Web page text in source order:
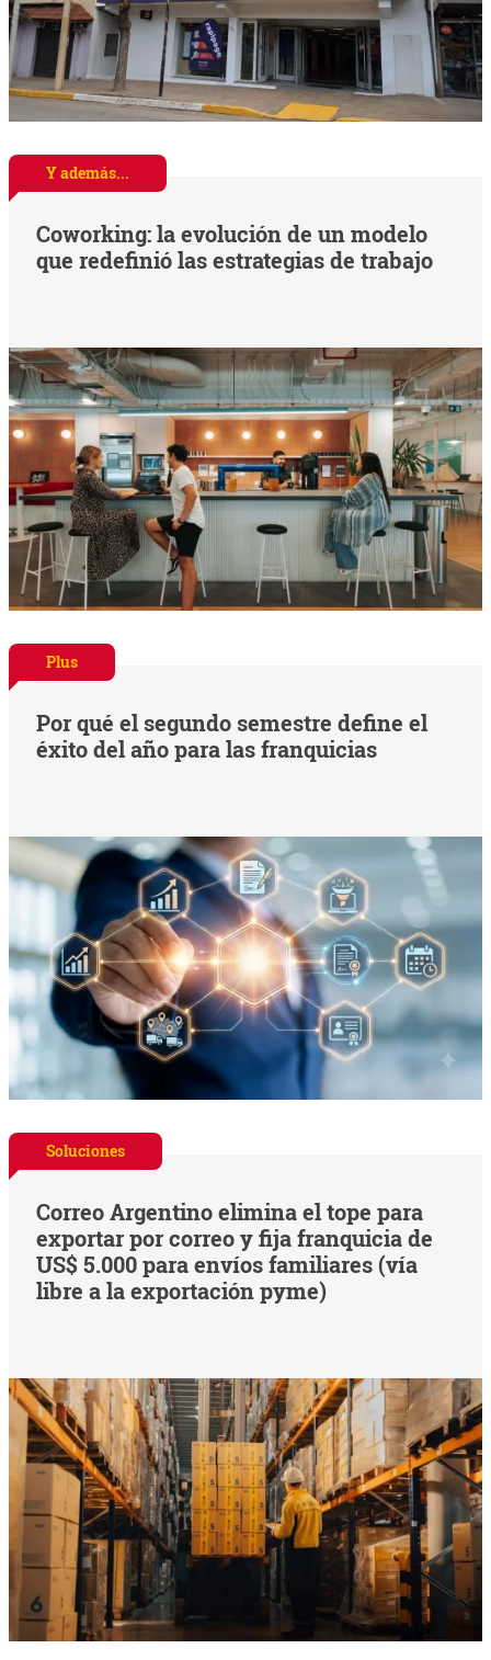
Y además...
Coworking: la evolución de un modelo
que redefinió las estrategias de trabajo
Plus
Por qué el segundo semestre define el
éxito del año para las franquicias
Soluciones
Correo Argentino elimina el tope para
exportar por correo y fija franquicia de
US$ 5.000 para envíos familiares (vía
libre a la exportación pyme)